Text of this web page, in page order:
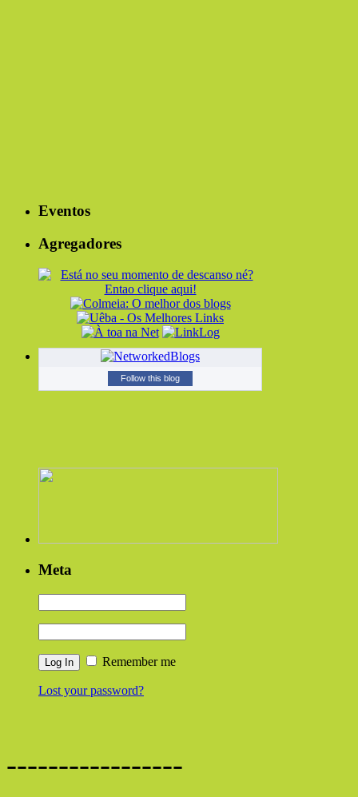
Eventos
Agregadores
Follow this blog
Meta
Remember me
Lost your password?
-----------------